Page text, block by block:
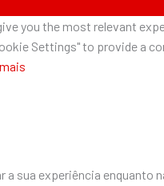
you the most relevant
Settings" to provide a
a sua experiência